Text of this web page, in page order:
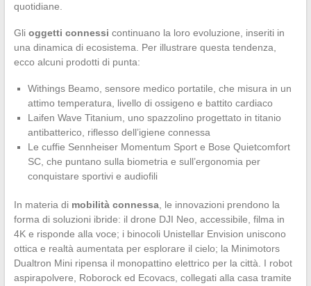
quotidiane.
Gli oggetti connessi continuano la loro evoluzione, inseriti in
una dinamica di ecosistema. Per illustrare questa tendenza,
ecco alcuni prodotti di punta:
Withings Beamo, sensore medico portatile, che misura in un
attimo temperatura, livello di ossigeno e battito cardiaco
Laifen Wave Titanium, uno spazzolino progettato in titanio
antibatterico, riflesso dell’igiene connessa
Le cuffie Sennheiser Momentum Sport e Bose Quietcomfort
SC, che puntano sulla biometria e sull’ergonomia per
conquistare sportivi e audiofili
In materia di mobilità connessa, le innovazioni prendono la
forma di soluzioni ibride: il drone DJI Neo, accessibile, filma in
4K e risponde alla voce; i binocoli Unistellar Envision uniscono
ottica e realtà aumentata per esplorare il cielo; la Minimotors
Dualtron Mini ripensa il monopattino elettrico per la città. I robot
aspirapolvere, Roborock ed Ecovacs, collegati alla casa tramite